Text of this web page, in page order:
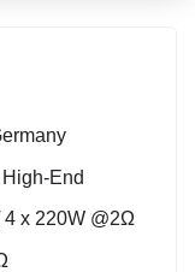
End
x 220W @2Ω